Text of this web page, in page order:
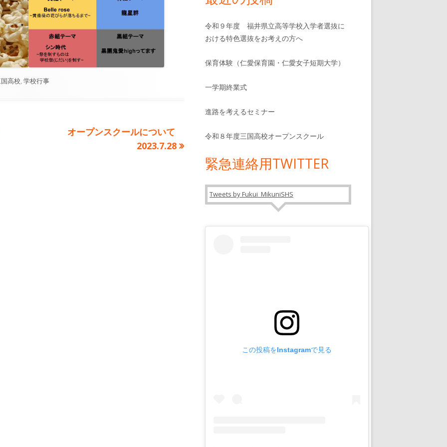
高校,学校行事
次
オープンスクールについて
2023.7.28
ー
令和９年度 福井県立高等学校入学者選抜に
おける特色選抜をお考えの方へ
保育体験（仁愛保育園・仁愛女子短期大学）
一学期終業式
進路を考えるセミナー
令和８年度三国高校オープンスクール
緊急連絡用TWITTER
Tweets by Fukui_MikuniSHS
この投稿をInstagramで見る